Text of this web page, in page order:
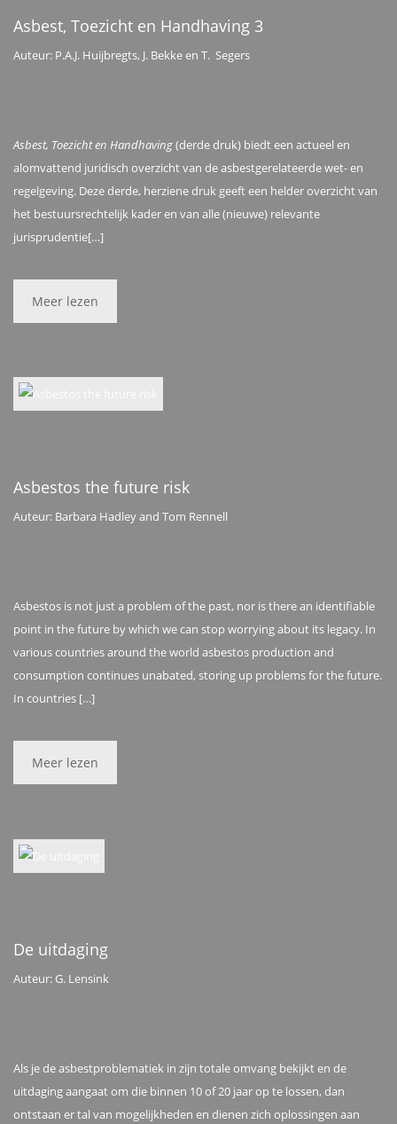
Asbest, Toezicht en Handhaving 3
Auteur: P.A.J. Huijbregts, J. Bekke en T. Segers
Asbest, Toezicht en Handhaving(derde druk) biedt een actueel en
alomvattend juridisch overzicht van de asbestgerelateerde wet- en
regelgeving. Deze derde, herziene druk geeft een helder overzicht van
het bestuursrechtelijk kader en van alle (nieuwe) relevante
jurisprudentie[…]
Meer lezen
Asbestos the future risk
Auteur: Barbara Hadley and Tom Rennell
Asbestos is not just a problem of the past, nor is there an identifiable
point in the future by which we can stop worrying about its legacy. In
various countries around the world asbestos production and
consumption continues unabated, storing up problems for the future.
In countries […]
Meer lezen
De uitdaging
Auteur: G. Lensink
Als je de asbestproblematiek in zijn totale omvang bekijkt en de
uitdaging aangaat om die binnen 10 of 20 jaar op te lossen, dan
ontstaan er tal van mogelijkheden en dienen zich oplossingen aan